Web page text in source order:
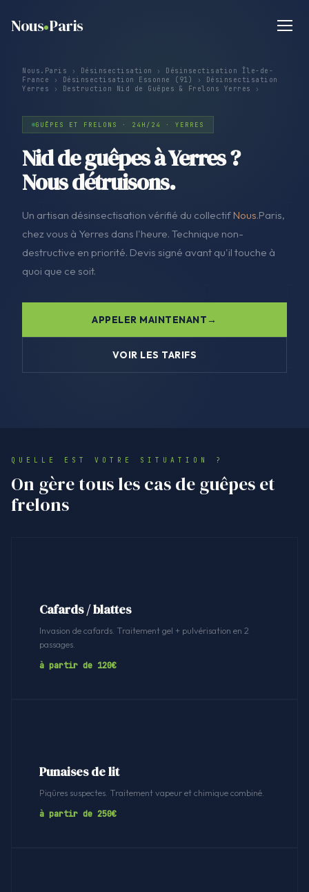
Nous Paris
Nous.Paris › Désinsectisation › Désinsectisation Île-de-
France › Désinsectisation Essonne (91) ›
Désinsectisation
Yerres › Destruction Nid de Guêpes & Frelons Yerres ›
GUÊPES ET FRELONS · 24H/24 · YERRES
Nid de guêpes à Yerres ?
Nous détruisons.
Un artisan désinsectisation vérifié du collectifNous.Paris,
chez vous à Yerres dans l'heure. Technique non-
destructive en priorité. Devis signé avant qu'il touche à
quoi que ce soit.
APPELER MAINTENANT
VOIR LES TARIFS
QUELLE EST VOTRE SITUATION ?
On gère tous les cas de guêpes et
frelons
Cafards / blattes
Invasion de cafards. Traitement gel + pulvérisation en 2
passages.
à partir de 120€
Punaises de lit
Piqûres suspectes. Traitement vapeur et chimique combiné.
à partir de 250€